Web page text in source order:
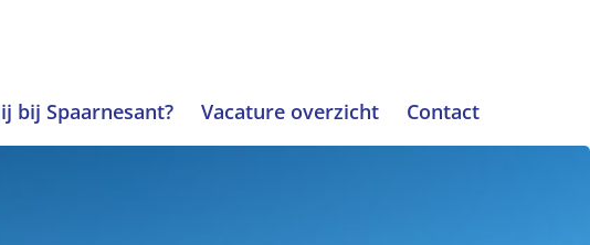
bij Spaarnesant? Vacature overzicht Contact